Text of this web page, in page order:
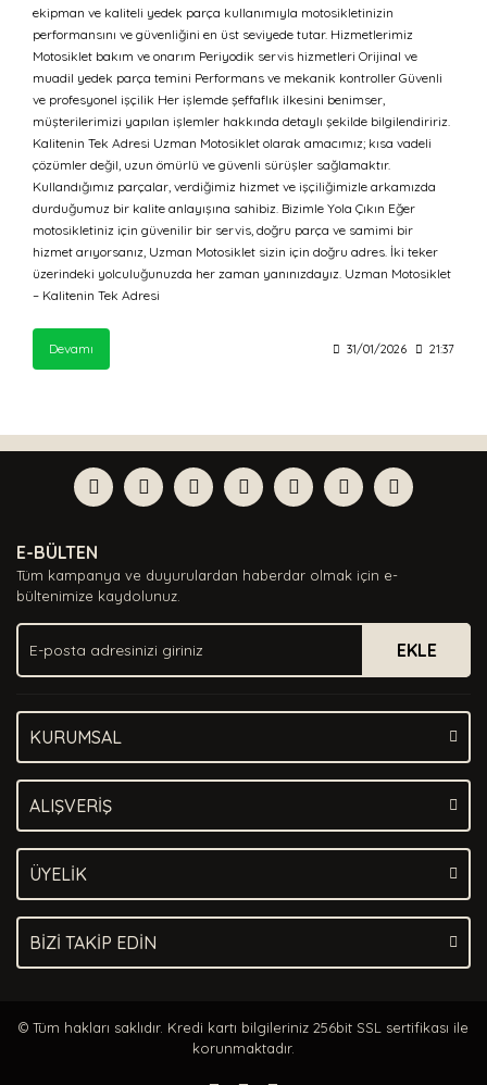
ekipman ve kaliteli yedek parça kullanımıyla motosikletinizin
performansını ve güvenliğini en üst seviyede tutar. Hizmetlerimiz
Motosiklet bakım ve onarım Periyodik servis hizmetleri Orijinal ve
muadil yedek parça temini Performans ve mekanik kontroller Güvenli
ve profesyonel işçilik Her işlemde şeffaflık ilkesini benimser,
müşterilerimizi yapılan işlemler hakkında detaylı şekilde bilgilendiririz.
Kalitenin Tek Adresi Uzman Motosiklet olarak amacımız; kısa vadeli
çözümler değil, uzun ömürlü ve güvenli sürüşler sağlamaktır.
Kullandığımız parçalar, verdiğimiz hizmet ve işçiliğimizle arkamızda
durduğumuz bir kalite anlayışına sahibiz. Bizimle Yola Çıkın Eğer
motosikletiniz için güvenilir bir servis, doğru parça ve samimi bir
hizmet arıyorsanız, Uzman Motosiklet sizin için doğru adres. İki teker
üzerindeki yolculuğunuzda her zaman yanınızdayız. Uzman Motosiklet
– Kalitenin Tek Adresi
Devamı 31/01/2026 21:37
E-BÜLTEN
Tüm kampanya ve duyurulardan haberdar olmak için e-
bültenimize kaydolunuz.
EKLE
KURUMSAL
ALIŞVERİŞ
ÜYELİK
BİZİ TAKİP EDİN
© Tüm hakları saklıdır. Kredi kartı bilgileriniz 256bit SSL sertifikası ile
korunmaktadır.